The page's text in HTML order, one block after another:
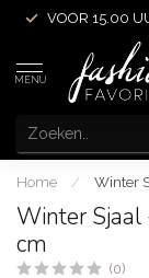
VOOR 15.00
MENU
Home / Winter
Winter Sjaal
cm
(0)